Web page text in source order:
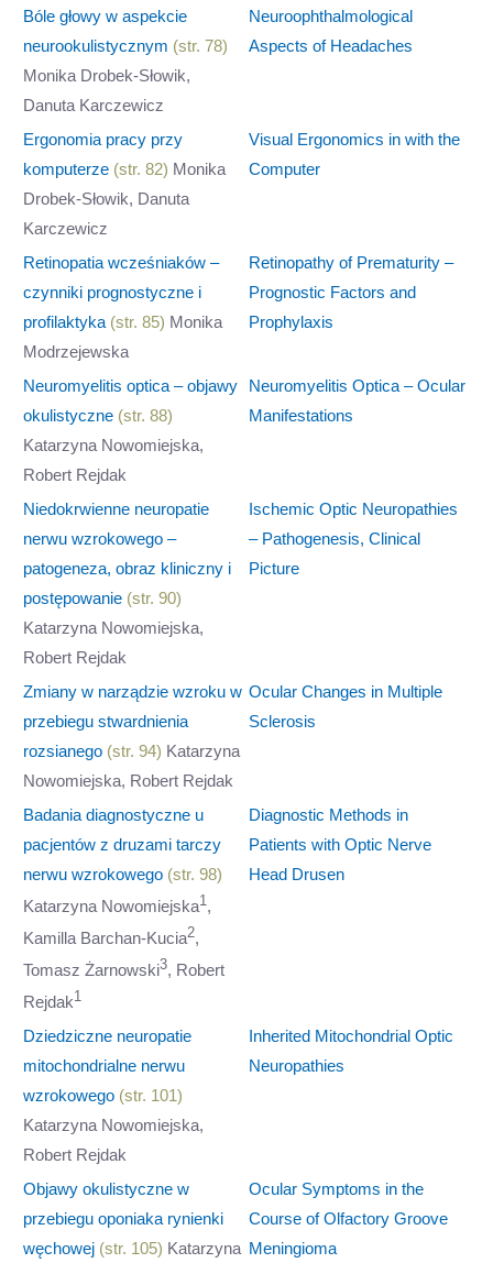
Bóle głowy w aspekcie
neurookulistycznym (str. 78)
Monika Drobek-Słowik,
Danuta Karczewicz
Neuroophthalmological
Aspects of Headaches
Ergonomia pracy przy
komputerze (str. 82) Monika
Drobek-Słowik, Danuta
Karczewicz
Visual Ergonomics in with the
Computer
Retinopatia wcześniaków –
czynniki prognostyczne i
profilaktyka (str. 85) Monika
Modrzejewska
Retinopathy of Prematurity –
Prognostic Factors and
Prophylaxis
Neuromyelitis optica – objawy
okulistyczne (str. 88)
Katarzyna Nowomiejska,
Robert Rejdak
Neuromyelitis Optica – Ocular
Manifestations
Niedokrwienne neuropatie
nerwu wzrokowego –
patogeneza, obraz kliniczny i
postępowanie (str. 90)
Katarzyna Nowomiejska,
Robert Rejdak
Ischemic Optic Neuropathies
– Pathogenesis, Clinical
Picture
Zmiany w narządzie wzroku w
przebiegu stwardnienia
rozsianego (str. 94) Katarzyna
Nowomiejska, Robert Rejdak
Ocular Changes in Multiple
Sclerosis
Badania diagnostyczne u
pacjentów z druzami tarczy
nerwu wzrokowego (str. 98)
Katarzyna Nowomiejska1 ,
Kamilla Barchan-Kucia2,
Tomasz Żarnowski3, Robert
Rejdak1
Diagnostic Methods in
Patients with Optic Nerve
Head Drusen
Dziedziczne neuropatie
mitochondrialne nerwu
wzrokowego (str. 101)
Katarzyna Nowomiejska,
Robert Rejdak
Inherited Mitochondrial Optic
Neuropathies
Objawy okulistyczne w
przebiegu oponiaka rynienki
węchowej (str. 105) Katarzyna
Ocular Symptoms in the
Course of Olfactory Groove
Meningioma